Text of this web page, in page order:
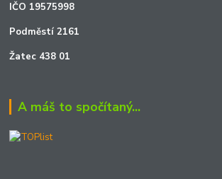
IČO 19575998
Podměstí 2161
Žatec 438 01
A máš to spočítaný...